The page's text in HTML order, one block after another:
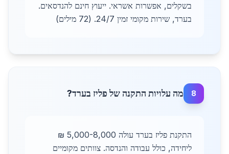
בשקלים, אפשרות אשראי. ייעוץ חינם להנדסאים.
בערד, שירות מקומי זמין 24/7. (72 מילים)
8 מה עלויות התקנה של פליז בערד?
התקנת פליז בערד עולה 5,000-8,000 ₪
ליחידה, כולל עבודה והנדסה. צוותים מקומיים